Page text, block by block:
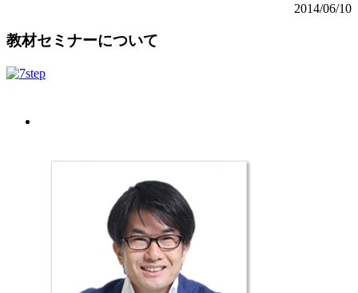
2014/06/10
教材セミナーについて